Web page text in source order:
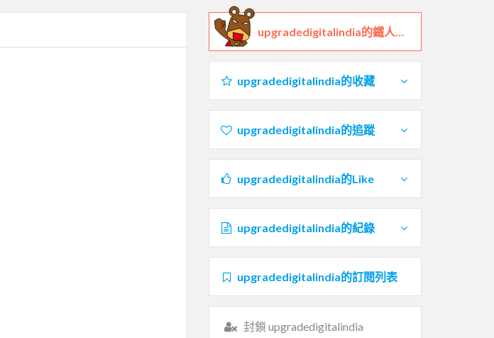
upgradedigitalindia的鐵人檔案
upgradedigitalindia的收藏
upgradedigitalindia的追蹤
upgradedigitalindia的Like
upgradedigitalindia的紀錄
upgradedigitalindia的訂閱列表
封鎖 upgradedigitalindia